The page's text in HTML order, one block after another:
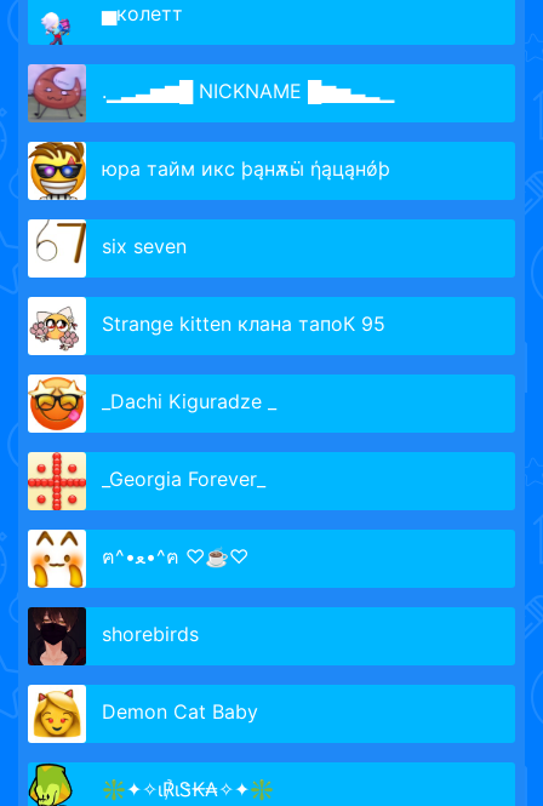
▅колетт
.▁▂▃▅▆█ NICKNAME █▆▅▃▂▁
юра тайм икс þąнѫӹ ήąцąнǿþ
six seven
Strange kitten клана тапоК 95
_Dachi Kiguradze _
_Georgia Forever_
ฅ^•ﻌ•^ฅ ♡☕♡
shorebirds
Demon Cat Baby
❇✦✧ι℟ιᏕ₭₳✧✦❇